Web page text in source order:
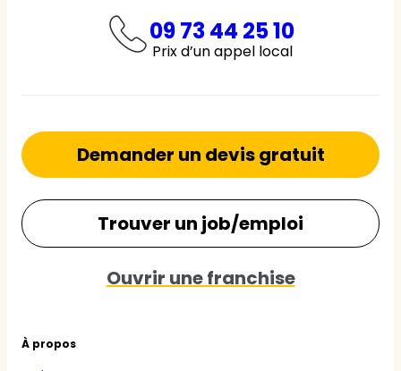
09 73 44 25 10
Prix d’un appel local
À propos
Demander un devis gratuit
Trouver un job/emploi
Ouvrir une franchise